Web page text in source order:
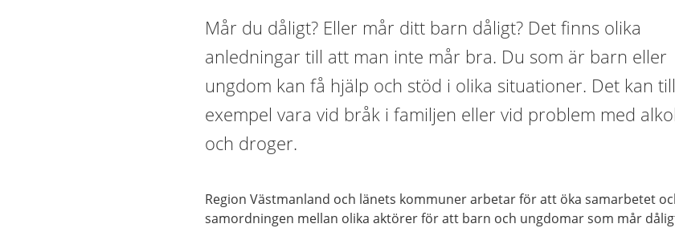
Mår du dåligt? Eller mår ditt barn dåligt? Det finns olika
anledningar till att man inte mår bra. Du som är barn eller
ungdom kan få hjälp och stöd i olika situationer. Det kan till
exempel vara vid bråk i familjen eller vid problem med
och droger.
Region Västmanland och länets kommuner arbetar för att öka samarbetet
samordningen mellan olika aktörer för att barn och ungdomar som mår